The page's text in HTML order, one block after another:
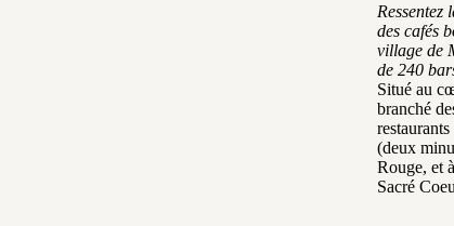
Ressentez
des cafés
village de
de 240
Situé au
branché
(deux
Rouge, et
Sacré